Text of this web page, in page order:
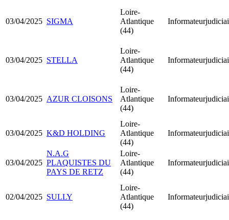
03/04/2025 SIGMA
Loire-
Atlantique
(44)
03/04/2025 STELLA
Loire-
Atlantique
(44)
03/04/2025 AZUR CLOISONS
Loire-
Atlantique
(44)
03/04/2025 K&D HOLDING
Loire-
Atlantique
(44)
03/04/2025
N.A.G
PLAQUISTES DU
PAYS DE RETZ
Loire-
Atlantique
(44)
02/04/2025 SULLY
Loire-
Atlantique
(44)